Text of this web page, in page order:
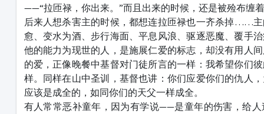
——“拉匝禄，你出来。”而且出来的时候，还是被殓布缠
后来人想杀害主的时候，都想连拉匝禄也一齐杀掉……
愈、变水为酒、步行海面、平息风浪、驱逐恶魔、覆手
他的能力为现世的人，是施展仁爱的标志，却没有用人
的爱，正像晚餐中基督对门徒所言的一样：我希望你们
样。同样在山中圣训，基督也讲：你们应爱你们的仇人
应该是成全的，如同你们的天父一样成全。
有人常常恶补童年，因为有学说——是童年的伤害，给